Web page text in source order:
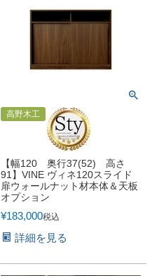
高野木工
【幅120 奥行37(52) 高さ
91】VINE ヴィネ120スライド
扉ウォールナット材本体＆天板
オプション
¥183,000税込
詳細を見る